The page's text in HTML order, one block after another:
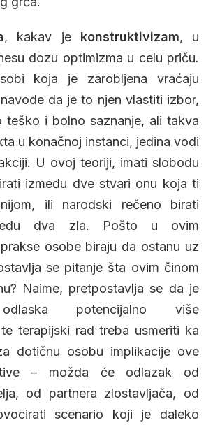
, kakav je konstruktivizam, u
dozu optimizma u celu priču.
koja je zarobljena vraćaju
da je to njen vlastiti izbor,
teško i bolno saznanje, ali takva
u konačnoj instanci, jedina vodi
U ovoj teoriji, imati slobodu
između dve stvari onu koja ti
ili narodski rečeno birati
dva zla. Pošto u ovim
osobe biraju da ostanu uz
se pitanje šta ovim činom
Naime, pretpostavlja se da je
potencijalno više
terapijski rad treba usmeriti ka
dotičnu osobu implikacije ove
– možda će odlazak od
od partnera zlostavljača, od
scenario koji je daleko